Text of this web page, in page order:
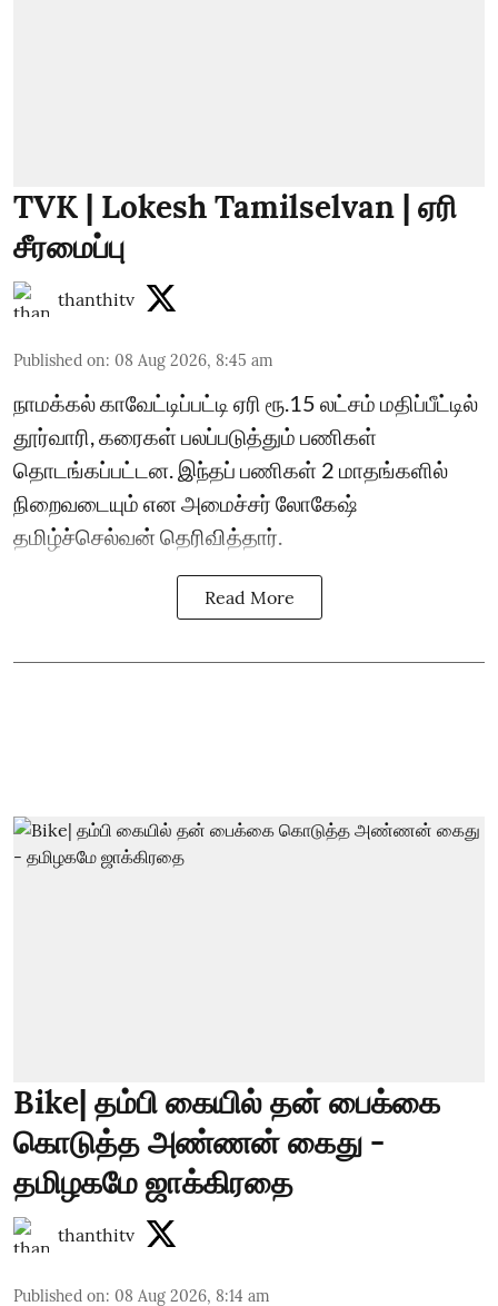
TVK | Lokesh Tamilselvan | ஏரி
சீரமைப்பு
thanthitv
Published on: 08 Aug 2026, 8:45 am
நாமக்கல் காவேட்டிப்பட்டி ஏரி ரூ.15 லட்சம் மதிப்பீட்டில்
தூர்வாரி, கரைகள் பலப்படுத்தும் பணிகள்
தொடங்கப்பட்டன. இந்தப் பணிகள் 2 மாதங்களில்
நிறைவடையும் என அமைச்சர் லோகேஷ்
தமிழ்ச்செல்வன் தெரிவித்தார்.
Read More
Bike| தம்பி கையில் தன் பைக்கை
கொடுத்த அண்ணன் கைது -
தமிழகமே ஜாக்கிரதை
thanthitv
Published on: 08 Aug 2026, 8:14 am